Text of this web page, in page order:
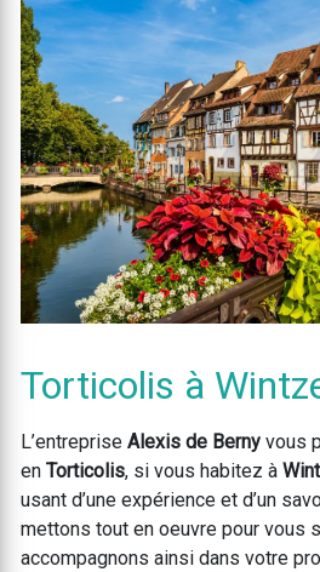
Torticolis à
L’entreprise Alexis de Berny vous
en Torticolis, si vous habitez à
usant d’une expérience et d’un
mettons tout en oeuvre pour vous
accompagnons ainsi dans votre